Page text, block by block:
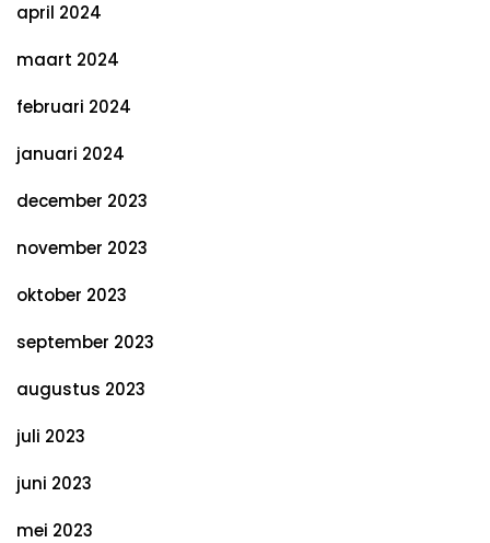
april 2024
maart 2024
februari 2024
januari 2024
december 2023
november 2023
oktober 2023
september 2023
augustus 2023
juli 2023
juni 2023
mei 2023